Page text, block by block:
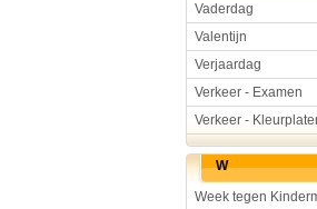
Vaderdag
Valentijn
Verjaardag
Verkeer - Examen
Verkeer -
W
Week tegen